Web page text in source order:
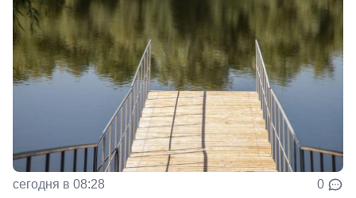
сегодня в 08:28 0